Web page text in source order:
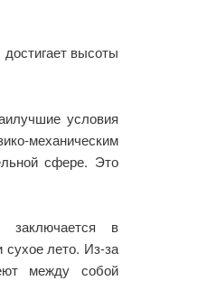
высоты
условия
механическим
сфере. Это
заключается в
сухое лето. Из-за
между собой